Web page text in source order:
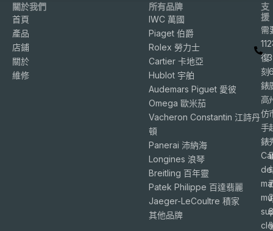
關於我們
首頁
產品
店鋪
關於
維修
所有品牌
IWC 萬國
Piaget 伯爵
Rolex 勞力士
Cartier 卡地亞
Hublot 宇舶
Audemars Piguet 愛彼
Omega 歐米茄
Vacheron Constantin 江詩丹
頓
Panerai 沛納海
Longines 浪琴
Breitling 百年靈
Patek Philippe 百達翡麗
Jaeger-LeCoultre 積家
其他品牌
支
援
需
復
刻
錶
高
仿
手
錶
de